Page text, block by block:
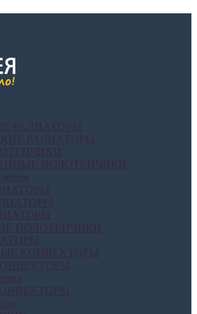
РАДИАТОРЫ